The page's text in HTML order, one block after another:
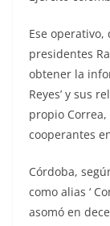
Ese
presidentes
obtener la
Reyes’ y sus
propio
cooperantes
Córdoba,
como alias ‘
asomó en